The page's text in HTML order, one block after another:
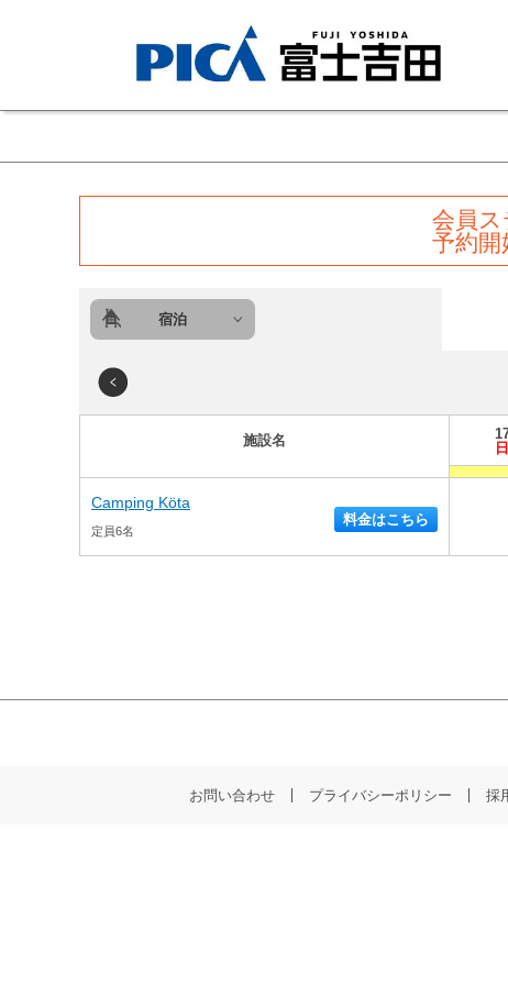
会員ス
予約
宿泊
施設名
日
Camping Köta
定員6名
料金はこちら
お問い合わせ プライバシーポリシー 採